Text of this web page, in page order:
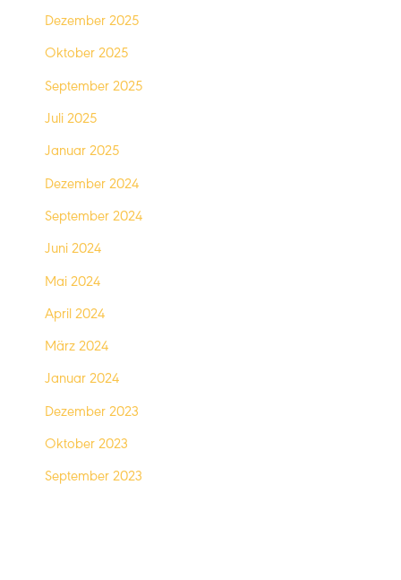
Dezember 2025
Oktober 2025
September 2025
Juli 2025
Januar 2025
Dezember 2024
September 2024
Juni 2024
Mai 2024
April 2024
März 2024
Januar 2024
Dezember 2023
Oktober 2023
September 2023